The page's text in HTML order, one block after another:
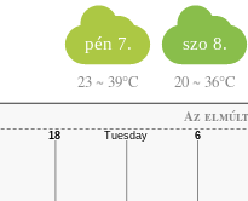
pén 7.
23 ~ 39°C
szo 8.
20 ~ 36°C
Az elmúlt